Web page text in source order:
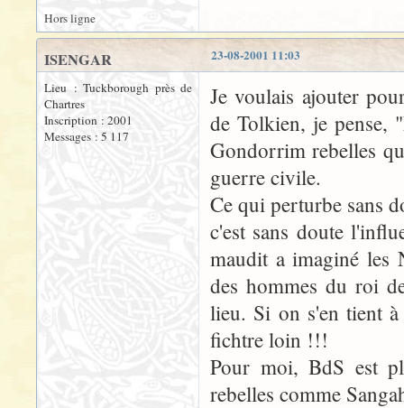
Hors ligne
23-08-2001 11:03
ISENGAR
Lieu : Tuckborough près de
Chartres
Inscription : 2001
Messages : 5 117
Je voulais ajouter
de Tolkien, je pense,
Gondorrim rebelles
guerre civile.
Ce qui perturbe sans
c'est sans doute
maudit a imaginé les
des hommes du roi
lieu. Si on s'en tient
fichtre loin !!!
Pour moi, BdS est
rebelles comme